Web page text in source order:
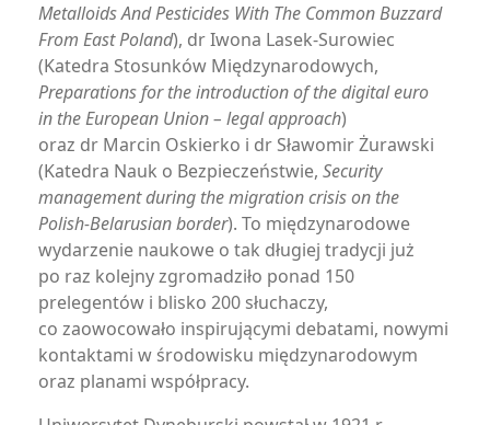
Metalloids And Pesticides With The Common Buzzard
From East Poland), dr Iwona Lasek-Surowiec
(Katedra Stosunków Międzynarodowych,
Preparations for the introduction of the digital euro
in the European Union – legal approach)
oraz dr Marcin Oskierko i dr Sławomir Żurawski
(Katedra Nauk o Bezpieczeństwie, Security
management during the migration crisis on the
Polish-Belarusian border). To międzynarodowe
wydarzenie naukowe o tak długiej tradycji już
po raz kolejny zgromadziło ponad 150
prelegentów i blisko 200 słuchaczy,
co zaowocowało inspirującymi debatami, nowymi
kontaktami w środowisku międzynarodowym
oraz planami współpracy.